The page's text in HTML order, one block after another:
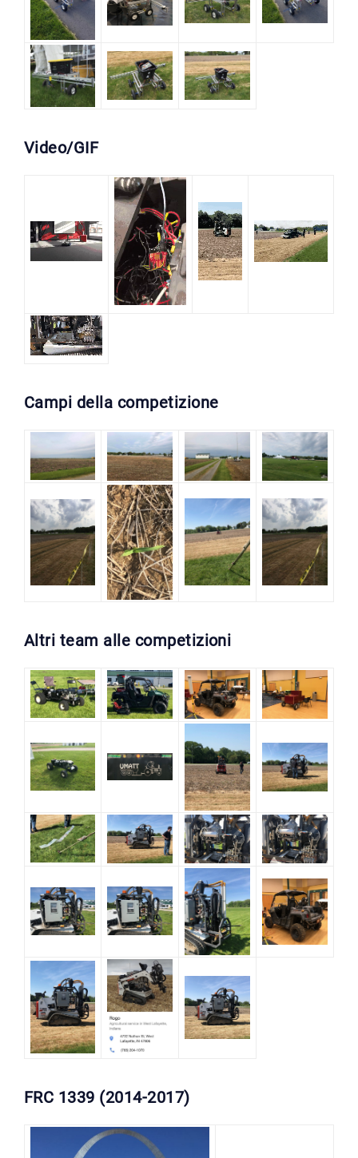
Video/GIF
Campi della competizione
Altri team alle competizioni
FRC 1339 (2014-2017)